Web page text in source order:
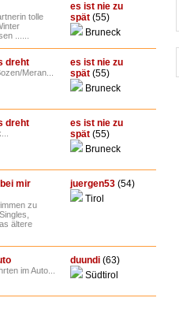
tolle
......
es ist nie zu
spät (55)
Bruneck
dreht
Meran...
es ist nie zu
spät (55)
Bruneck
dreht
es ist nie zu
spät (55)
Bruneck
mir
zu
ältere
juergen53 (54)
Tirol
im Auto...
duundi (63)
Südtirol